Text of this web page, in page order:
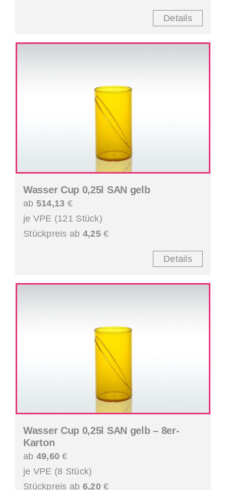
Details
Wasser Cup 0,25l SAN gelb
ab 514,13 €
je VPE (121 Stück)
Stückpreis ab 4,25€
Details
Wasser Cup 0,25l SAN gelb – 8er-
Karton
ab 49,60 €
je VPE (8 Stück)
Stückpreis ab 6,20€